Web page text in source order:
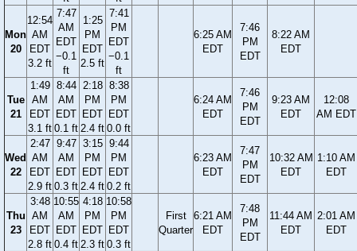
Mon
20
12:54
AM
EDT
3.2 ft
7:47
AM
EDT
−0.1
ft
1:25
PM
EDT
2.5 ft
7:41
PM
EDT
−0.1
ft
6:25 AM
EDT
7:46
PM
EDT
8:22 AM
EDT
Tue
21
1:49
AM
EDT
3.1 ft
8:44
AM
EDT
0.1 ft
2:18
PM
EDT
2.4 ft
8:38
PM
EDT
0.0 ft
6:24 AM
EDT
7:46
PM
EDT
9:23 AM
EDT
12:08
AM EDT
Wed
22
2:47
AM
EDT
2.9 ft
9:47
AM
EDT
0.3 ft
3:15
PM
EDT
2.4 ft
9:44
PM
EDT
0.2 ft
6:23 AM
EDT
7:47
PM
EDT
10:32 AM
EDT
1:10 AM
EDT
Thu
23
3:48
AM
EDT
2.8 ft
10:55
AM
EDT
0.4 ft
4:18
PM
EDT
2.3 ft
10:58
PM
EDT
0.3 ft
First
Quarter
6:21 AM
EDT
7:48
PM
EDT
11:44 AM
EDT
2:01 AM
EDT